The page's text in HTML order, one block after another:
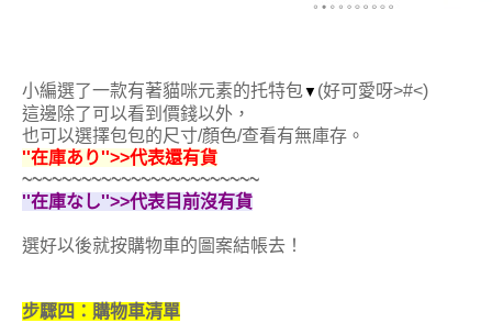
小編選了一款有著貓咪元素的托特包▼ (好可愛呀>#<)
這邊除了可以看到價錢以外，
也可以選擇包包的尺寸/顏色/查看有無庫存。
''在庫あり''>>代表還有貨
~~~~~~~~~~~~~~~~~~~~~~~~
''在庫なし''>>代表目前沒有貨
選好以後就按購物車的圖案結帳去！
步驟四：購物車清單